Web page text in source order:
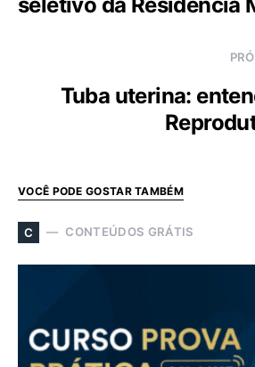
Tuba uterina:
VOCÊ PODE GOSTAR TAMBÉM
C CONTEÚDOS GRÁTIS